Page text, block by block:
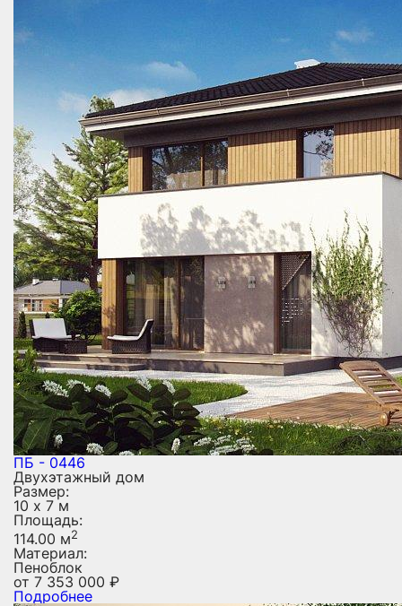
ПБ - 0446
Двухэтажный дом
Размер:
10 х 7 м
Площадь:
114.00 м2
Материал:
Пеноблок
от 7 353 000 ₽
Подробнее